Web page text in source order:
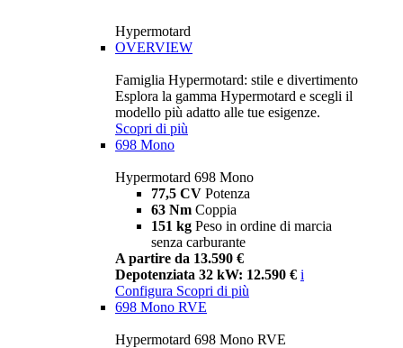
Hypermotard
OVERVIEW
Famiglia Hypermotard: stile e divertimento
Esplora la gamma Hypermotard e scegli il
modello più adatto alle tue esigenze.
Scopri di più
698 Mono
Hypermotard 698 Mono
77,5 CV Potenza
63 Nm Coppia
151 kg Peso in ordine di marcia
senza carburante
A partire da 13.590 €
Depotenziata 32 kW: 12.590 € i
Configura Scopri di più
698 Mono RVE
Hypermotard 698 Mono RVE